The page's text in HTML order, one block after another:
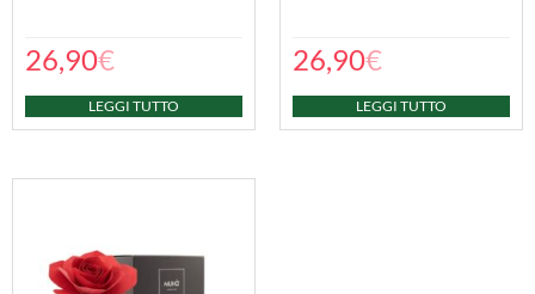
26,90€
LEGGI TUTTO
26,90€
LEGGI TUTTO